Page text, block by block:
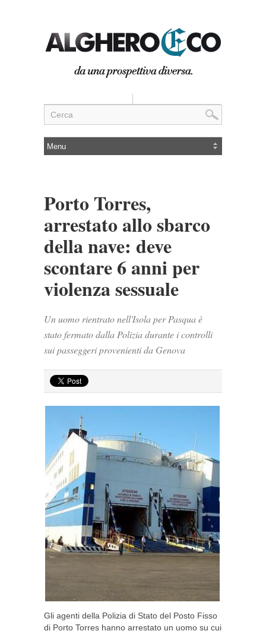
Porto Torres,
arrestato allo sbarco
della nave: deve
scontare 6 anni per
violenza sessuale
Un uomo rientrato nell'Isola per Pasqua è
stato fermato dalla Polizia durante i controlli
sui passeggeri provenienti da Genova
Gli agenti della Polizia di Stato del Posto Fisso
di Porto Torres hanno arrestato un uomo su cui